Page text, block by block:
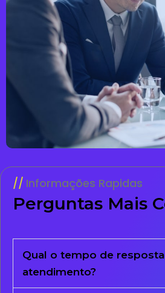
Informações Rapidas
Perguntas Mais
Qual o tempo de
atendimento?